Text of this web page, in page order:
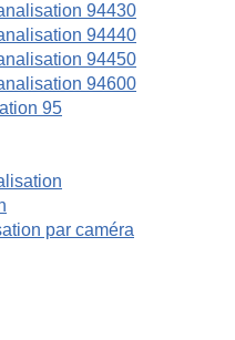
94430
94440
94450
94600
95
par caméra